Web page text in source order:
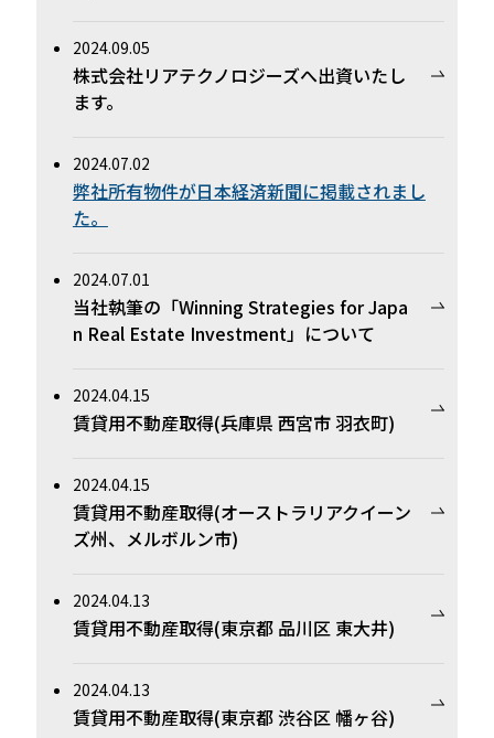
2024.09.05
株式会社リアテクノロジーズへ出資いたし
ます。
2024.07.02
弊社所有物件が日本経済新聞に掲載されまし
た。
2024.07.01
当社執筆の「Winning Strategies for Japa
n Real Estate Investment」について
2024.04.15
賃貸用不動産取得(兵庫県 西宮市 羽衣町)
2024.04.15
賃貸用不動産取得(オーストラリアクイーン
ズ州、メルボルン市)
2024.04.13
賃貸用不動産取得(東京都 品川区 東大井)
2024.04.13
賃貸用不動産取得(東京都 渋谷区 幡ヶ谷)